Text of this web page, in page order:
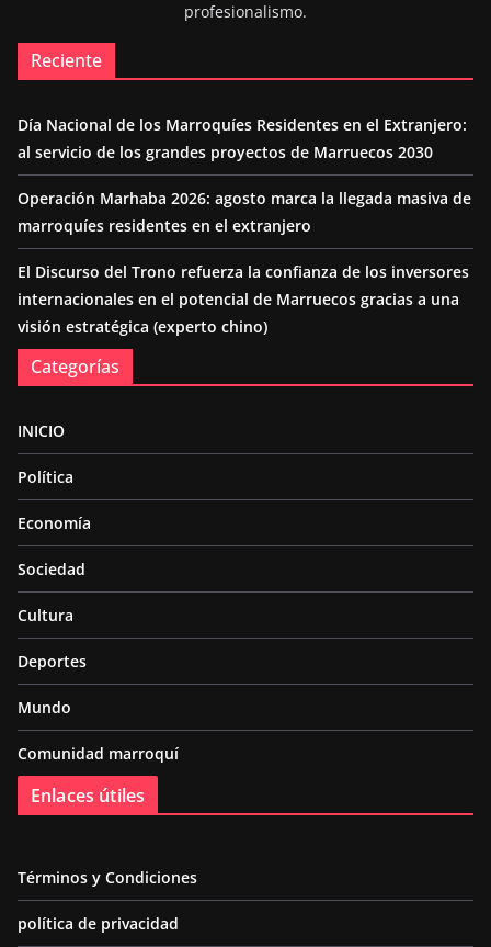
profesionalismo.
Reciente
Día Nacional de los Marroquíes Residentes en el Extranjero:
al servicio de los grandes proyectos de Marruecos 2030
Operación Marhaba 2026: agosto marca la llegada masiva de
marroquíes residentes en el extranjero
El Discurso del Trono refuerza la confianza de los inversores
internacionales en el potencial de Marruecos gracias a una
visión estratégica (experto chino)
Categorías
INICIO
Política
Economía
Sociedad
Cultura
Deportes
Mundo
Comunidad marroquí
Enlaces útiles
Términos y Condiciones
política de privacidad